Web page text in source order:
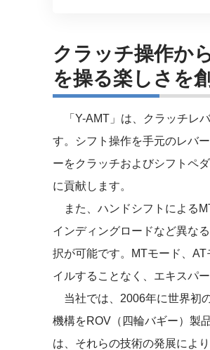
クラッチ操作か
を操る楽しさを
「Y-AMT」は、クラッチレ
す。シフト操作を手元のレバ
ーをクラッチおよびシフトペ
に貢献します。
また、ハンドシフトによる
インディングロードなど異な
択が可能です。MTモード、
イルすることなく、エキスパ
当社では、2006年に世界初
機構をROV（四輪バギー）製
は、それらの技術の発展によ